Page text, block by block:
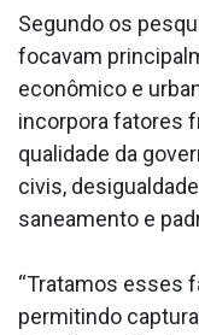
Segundo os
focavam
econômico e
incorpora fatores
qualidade da
civis,
saneamento e
“Tratamos esses
permitindo